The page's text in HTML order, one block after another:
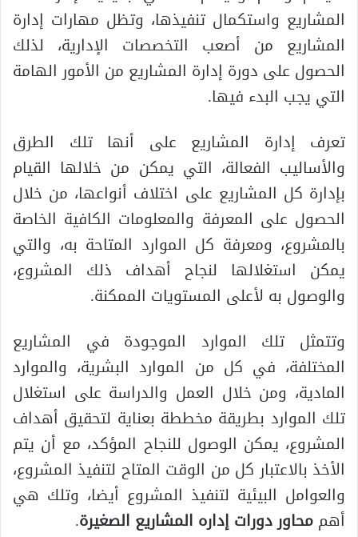
المشاريع واستكمال تنفيذها، وتظل مهارات إدارة
المشاريع من أصعب التخصصات الإدارية، لذلك
الحصول على دورة إدارة المشاريع من الأمور الهامة
التي يجب البدء فيها.
تعرف إدارة المشاريع على أنها تلك الطرق
والأساليب الفعالة، التي يمكن من خلالها القيام
بإدارة كل المشاريع على اختلاف أنواعها، من خلال
الحصول على المعرفة والمعلومات الكافية الخاصة
بالمشروع، ومعرفة كل الموارد المتاحة به، والتي
يمكن استغلالها لنجاح أهداف ذلك المشروع،
والوصول به لأعلى المستويات الممكنة.
وتتمثل تلك الموارد الموجودة في المشاريع
المختلفة، في كل من الموارد البشرية، والموارد
المادية، ومن خلال العمل والدراسة على استغلال
تلك الموارد بطريقة مخططة بعناية لتحقيق أهداف
المشروع، يمكن الوصول للنجاح المؤكد، مع أن يتم
الأخذ بالاعتبار كل من الوقت المتاح لتنفيذ المشروع،
والعوامل البيئية لتنفيذ المشروع أيضا، وتلك هي
أهممحاور دورات إداره المشاريع الصغيرة.